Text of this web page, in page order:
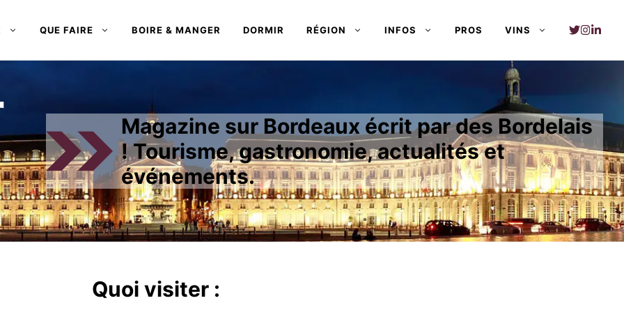
QUE FAIRE BOIRE & MANGER DORMIR RÉGION INFOS PROS VINS
Magazine sur Bordeaux écrit par des Bordelais
! Tourisme, gastronomie, actualités et
événements.
Quoi visiter :